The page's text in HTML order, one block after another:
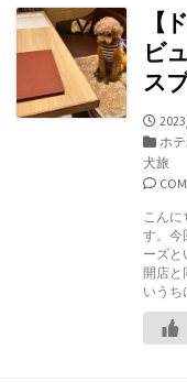
【
ビ
ス
公
開
日
カ
テ
ゴ
ー
ホ
犬旅
こんに
す。今
ーズと
開店と
いうち